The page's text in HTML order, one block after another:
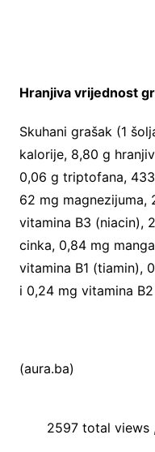
Hranjiva vrijednost
Skuhani grašak (1
kalorije, 8,80 g
0,06 g triptofana,
62 mg magnezijuma,
vitamina B3 (niacin),
cinka, 0,84 mg
vitamina B1 (tiamin),
i 0,24 mg vitamina
(aura.ba)
2597 total views